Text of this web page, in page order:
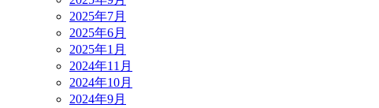
2025年7月
2025年6月
2025年1月
2024年11月
2024年10月
2024年9月